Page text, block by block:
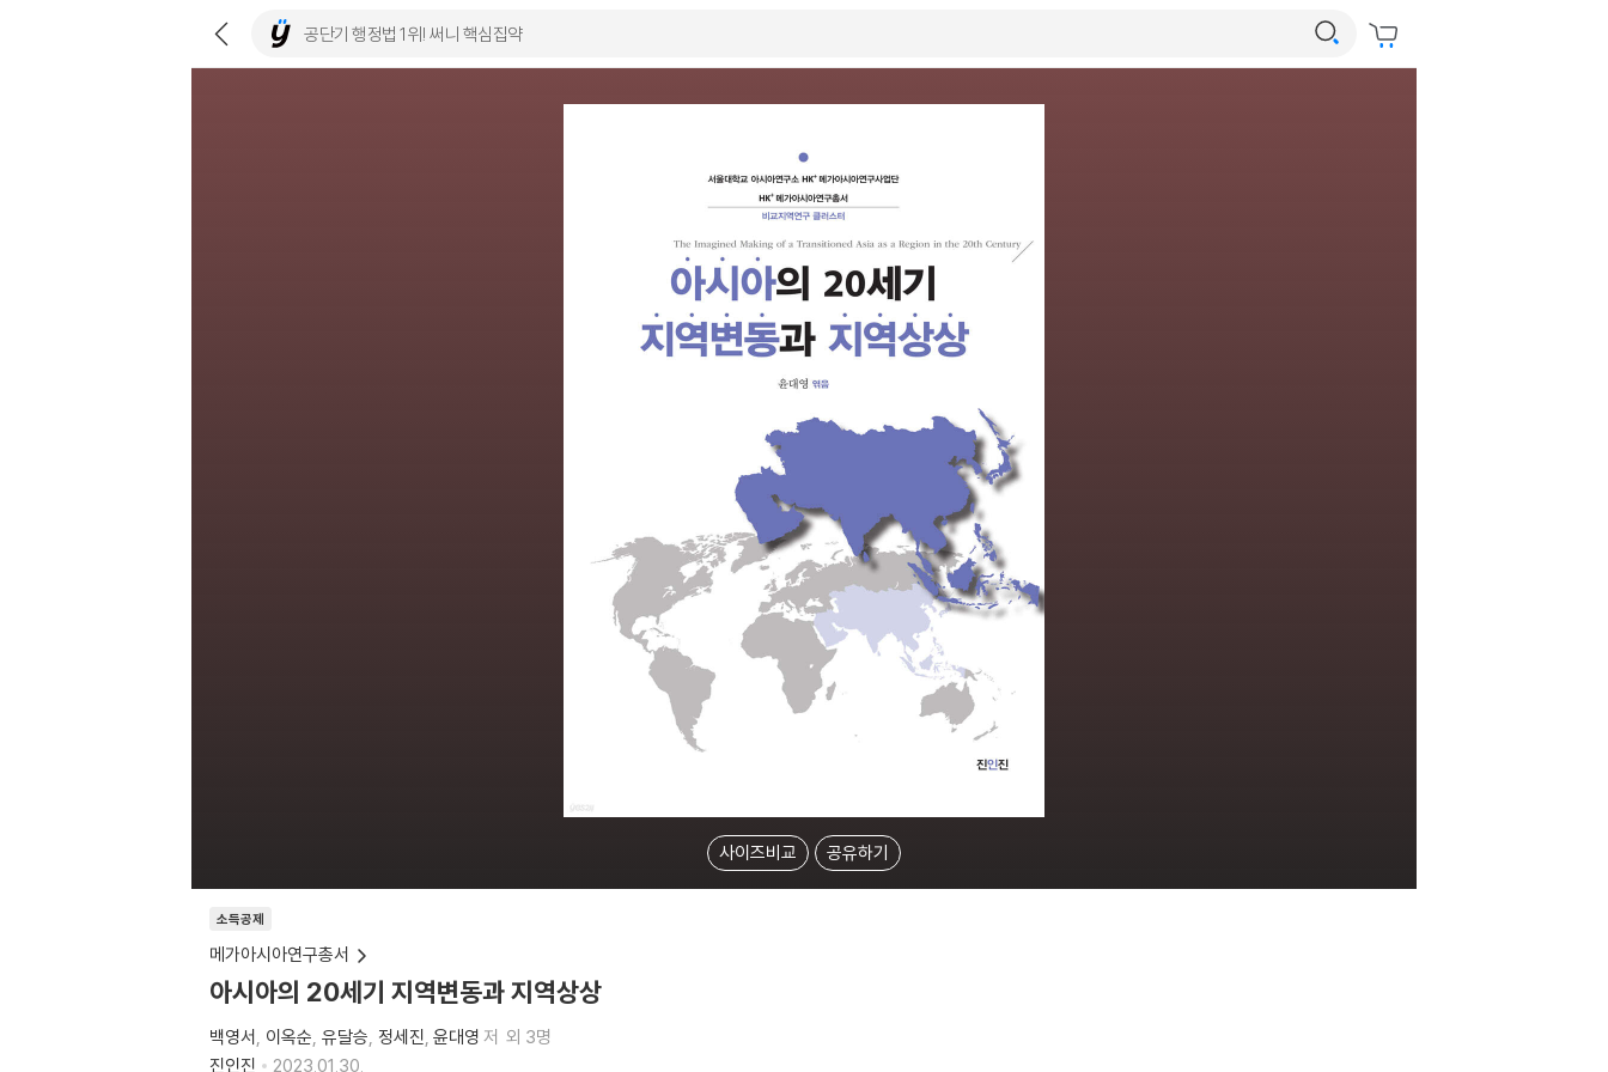
사이즈비교 공유하기
소득공제
메가아시아연구총서
아시아의 20세기 지역변동과 지역상상
백영서 이옥순 유달승 정세진 윤대영 저 외 3명
진인진
2023.01.30.